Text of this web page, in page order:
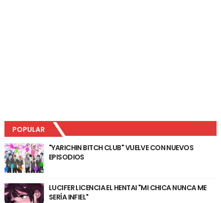
POPULAR
"YARICHIN BITCH CLUB" VUELVE CON NUEVOS
EPISODIOS
LUCIFER LICENCIA EL HENTAI "MI CHICA NUNCA ME
SERÍA INFIEL"